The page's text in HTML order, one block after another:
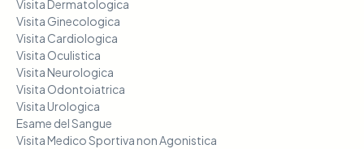
Visita Dermatologica
Visita Ginecologica
Visita Cardiologica
Visita Oculistica
Visita Neurologica
Visita Odontoiatrica
Visita Urologica
Esame del Sangue
Visita Medico Sportiva non Agonistica